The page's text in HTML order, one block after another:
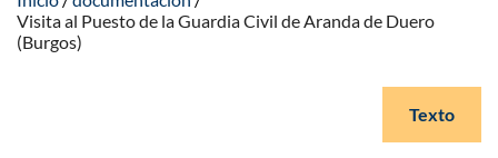
Visita al Puesto de la Guardia Civil de Aranda de Duero
(Burgos)
Texto